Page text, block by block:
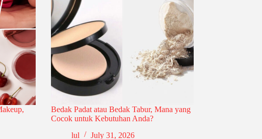
Bedak Padat atau Bedak Tabur, Mana yang
Cocok untuk Kebutuhan Anda?
lul
July 31, 2026